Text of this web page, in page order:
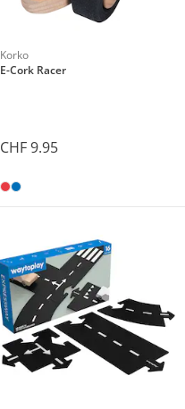
Korko
E-Cork Racer
CHF 9.95